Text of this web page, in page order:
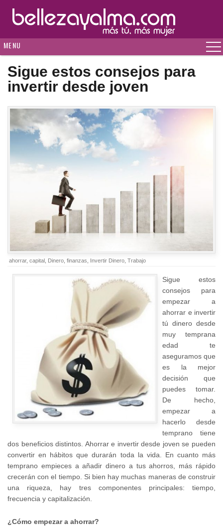
MENU
Sigue estos consejos para
invertir desde joven
ahorrar, capital Dinero finanzas Invertir Dinero Trabajo
Sigue estos
consejos para
empezar a
ahorrar e invertir
tú dinero desde
muy temprana
edad te
aseguramos que
es la mejor
decisión que
puedes tomar.
De hecho,
empezar a
hacerlo desde
temprano tiene
dos beneficios distintos. Ahorrar e invertir desde joven se pueden
convertir en hábitos que durarán toda la vida. En cuanto más
temprano empieces a añadir dinero a tus ahorros, más rápido
crecerán con el tiempo. Si bien hay muchas maneras de construir
una riqueza, hay tres componentes principales: tiempo,
frecuencia y capitalización.
¿Cómo empezar a ahorrar?